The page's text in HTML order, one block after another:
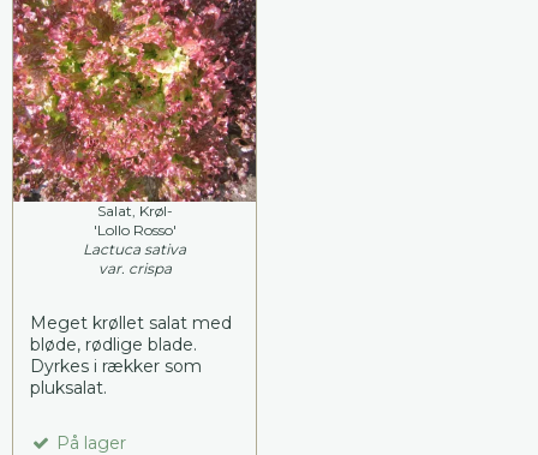
Salat, Krøl-
'Lollo Rosso'
Lactuca sativa
var. crispa
Meget krøllet salat med
bløde, rødlige blade.
Dyrkes i rækker som
pluksalat.
På lager